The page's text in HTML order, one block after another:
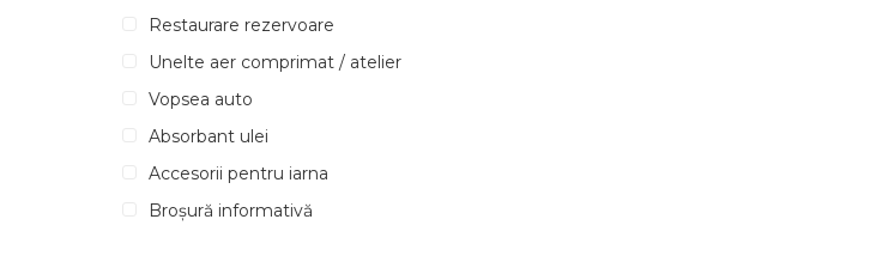
Restaurare rezervoare
Unelte aer comprimat / atelier
Vopsea auto
Absorbant ulei
Accesorii pentru iarna
Broșură informativă